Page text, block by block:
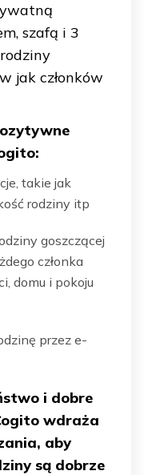
szafą i 3
jak członków
takie jak
rodziny itp
goszczącej
członka
domu i pokoju
przez e-
i dobre
wdraża
aby
są dobrze